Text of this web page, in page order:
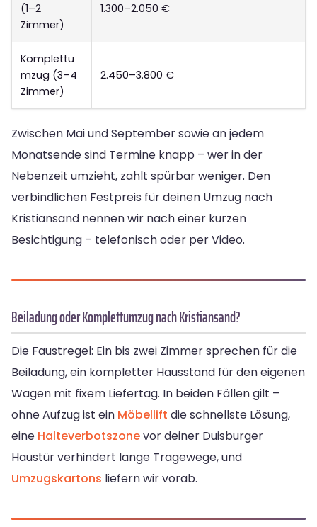
(1–2
Zimmer)
1.300–2.050 €
Komplettu
mzug (3–4
Zimmer)
2.450–3.800 €
Zwischen Mai und September sowie an jedem
Monatsende sind Termine knapp – wer in der
Nebenzeit umzieht, zahlt spürbar weniger. Den
verbindlichen Festpreis für deinen Umzug nach
Kristiansand nennen wir nach einer kurzen
Besichtigung – telefonisch oder per Video.
Beiladung oder Komplettumzug nach Kristiansand?
Die Faustregel: Ein bis zwei Zimmer sprechen für die
Beiladung, ein kompletter Hausstand für den eigenen
Wagen mit fixem Liefertag. In beiden Fällen gilt –
ohne Aufzug ist ein Möbellift die schnellste Lösung,
eine Halteverbotszonevor deiner Duisburger
Haustür verhindert lange Tragewege, und
Umzugskartons liefern wir vorab.